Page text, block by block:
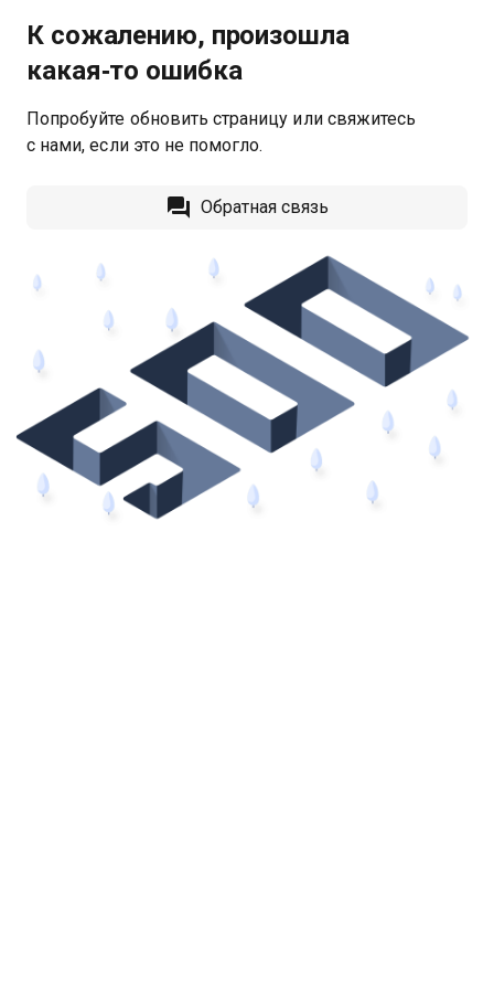
К сожалению, произошла
какая‑то ошибка
Попробуйте обновить страницу или свяжитесь
с нами, если это не помогло.
Обратная связь